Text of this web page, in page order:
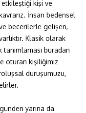
kişi ve
İnsan bedensel
becerilerle gelişen,
Klasik olarak
tanımlaması buradan
oturan kişiliğimiz
duruşumuzu,
yarına da